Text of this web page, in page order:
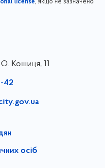
license, якщо не зазначено
Кошиця, 11
42
осіб